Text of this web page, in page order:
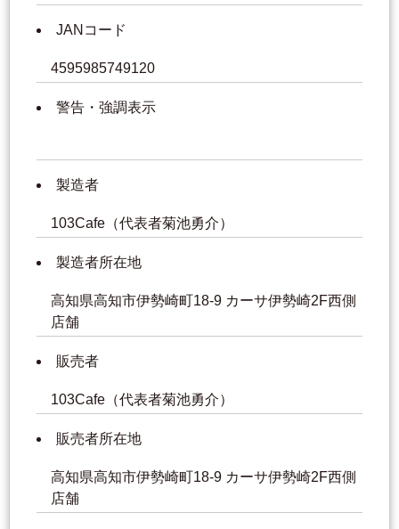
JANコード
4595985749120
警告・強調表示
製造者
103Cafe（代表者菊池勇介）
製造者所在地
高知県高知市伊勢崎町18-9 カーサ伊勢崎2F西側
店舗
販売者
103Cafe（代表者菊池勇介）
販売者所在地
高知県高知市伊勢崎町18-9 カーサ伊勢崎2F西側
店舗